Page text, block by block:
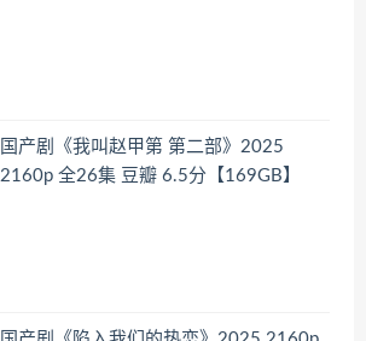
国产剧《我叫赵甲第 第二部》2025
2160p 全26集 豆瓣 6.5分【169GB】